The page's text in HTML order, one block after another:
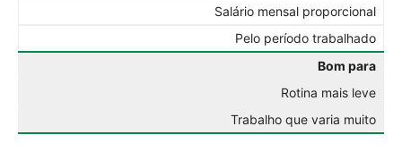
Salário mensal proporcional
Pelo período trabalhado
Bom para
Rotina mais leve
Trabalho que varia muito